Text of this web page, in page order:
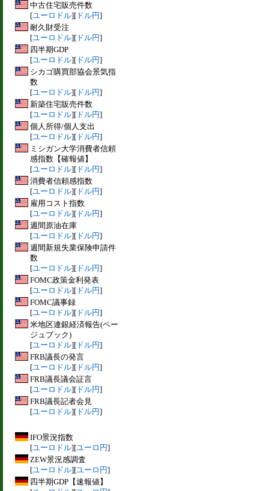
中古住宅販売件数
[ユーロドル][ ドル円]
耐久財受注
[ユーロドル][ ドル円]
四半期GDP
[ユーロドル][ ドル円]
シカゴ購買部協会景気指
数
[ユーロドル][ ドル円]
新築住宅販売件数
[ユーロドル][ ドル円]
個人所得/個人支出
[ユーロドル][ ドル円]
ミシガン大学消費者信頼
感指数【確報値】
[ユーロドル][ ドル円]
消費者信頼感指数
[ユーロドル][ ドル円]
雇用コスト指数
[ユーロドル][ ドル円]
週間原油在庫
[ユーロドル][ ドル円]
週間新規失業保険申請件
数
[ユーロドル][ ドル円]
FOMC政策金利発表
[ユーロドル][ ドル円]
FOMC議事録
[ユーロドル][ ドル円]
米地区連銀経済報告(ベー
ジュブック)
[ユーロドル][ ドル円]
FRB議長の発言
[ユーロドル][ ドル円]
FRB議長議会証言
[ユーロドル][ ドル円]
FRB議長記者会見
[ユーロドル][ ドル円]
IFO景況指数
[ユーロドル][ユーロ円]
ZEW景況感調査
[ユーロドル][ユーロ円]
四半期GDP【速報値】